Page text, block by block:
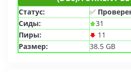
Статус: ✅
Сиды:
31
Пиры:
11
Размер:
38.5 GB